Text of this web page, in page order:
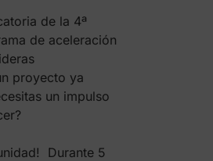
de la 4ª
de aceleración
proyecto ya
un impulso
Durante 5